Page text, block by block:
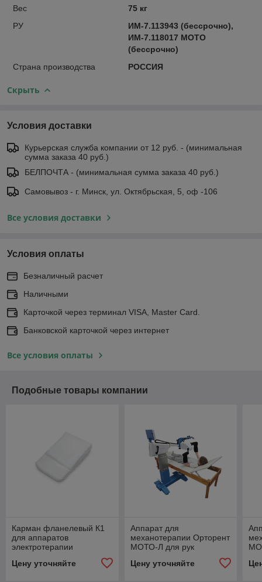
Вес
75 кг
РУ
ИМ-7.113943 (бессрочно),
ИМ-7.118017 МОТО
(бессрочно)
Страна производства
РОССИЯ
Скрыть
Условия доставки
Курьерская служба компании от 12 руб. - (минимальная
сумма заказа 40 руб.)
БЕЛПОЧТА - (минимальная сумма заказа 40 руб.)
Самовывоз - г. Минск, ул. Октябрьская, 5, оф -106
Все условия доставки
Условия оплаты
Безналичный расчет
Наличными
Карточкой через терминал VISA, Master Card.
Банковской карточкой через интернет
Все условия оплаты
Подобные товары компании
Карман фланелевый К1
для аппаратов
электротерапии
Цену уточняйте
Аппарат для
механотерапии Орторент
МОТО-Л для рук
Цену уточняйте